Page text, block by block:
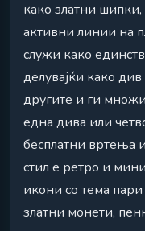
како златни
активни линии на
служи како
делувајќи како
другите и ги множи
една дива или
бесплатни вртења
стил е ретро и
икони со тема
златни монети,